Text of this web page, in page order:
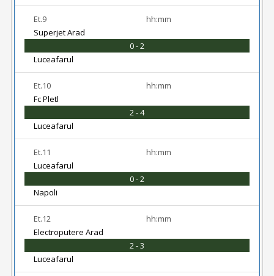
Et.9
hh:mm
Superjet Arad
0 - 2
Luceafarul
Et.10
hh:mm
Fc Pletl
2 - 4
Luceafarul
Et.11
hh:mm
Luceafarul
0 - 2
Napoli
Et.12
hh:mm
Electroputere Arad
2 - 3
Luceafarul